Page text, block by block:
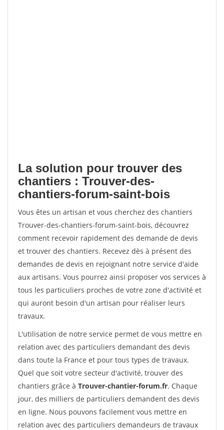
La solution pour trouver des
chantiers : Trouver-des-
chantiers-forum-saint-bois
Vous êtes un artisan et vous cherchez des chantiers
Trouver-des-chantiers-forum-saint-bois, découvrez
comment recevoir rapidement des demande de devis
et trouver des chantiers. Recevez dès à présent des
demandes de devis en rejoignant notre service d'aide
aux artisans. Vous pourrez ainsi proposer vos services à
tous les particuliers proches de votre zone d'activité et
qui auront besoin d'un artisan pour réaliser leurs
travaux.
L'utilisation de notre service permet de vous mettre en
relation avec des particuliers demandant des devis
dans toute la France et pour tous types de travaux.
Quel que soit votre secteur d'activité, trouver des
chantiers grâce à Trouver-chantier-forum.fr. Chaque
jour, des milliers de particuliers demandent des devis
en ligne. Nous pouvons facilement vous mettre en
relation avec des particuliers demandeurs de travaux